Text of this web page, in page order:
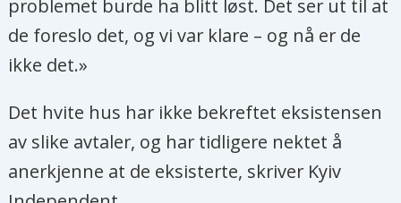
problemet burde ha blitt løst. Det ser ut til at
de foreslo det, og vi var klare – og nå er de
ikke det.»
Det hvite hus har ikke bekreftet eksistensen
av slike avtaler, og har tidligere nektet å
anerkjenne at de eksisterte, skriver Kyiv